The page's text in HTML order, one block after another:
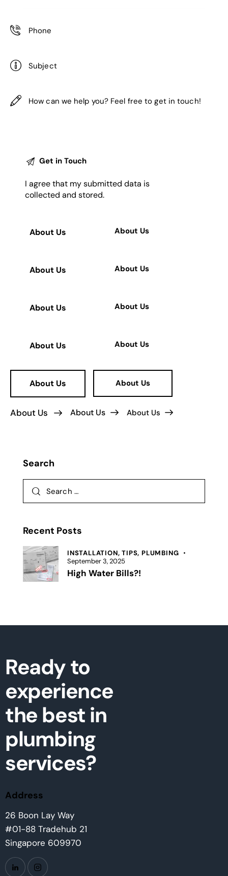
I agree that my submitted data is
collected and stored.
About Us About Us
About Us About Us
About Us About Us
About Us About Us
About Us About Us
About Us About Us About Us
Search
Recent Posts
INSTALLATION,TIPS,PLUMBING
September 3, 2025
High Water Bills?!
Ready to
experience
the best in
plumbing
services?
Address
26 Boon Lay Way
#01-88 Tradehub 21
Singapore 609970